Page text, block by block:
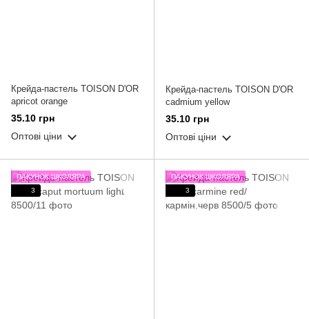
Крейда-пастель TOISON D'OR
apricot orange
35.10 грн
Оптові ціни
Крейда-пастель TOISON D'OR
cadmium yellow
35.10 грн
Оптові ціни
ПАКУНОК ШКОЛЯРА
3
ПАКУНОК ШКОЛЯРА
3